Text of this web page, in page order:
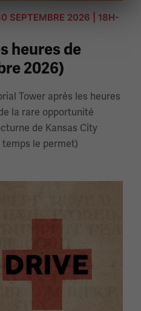
SEPTEMBRE 2026 | 18H-
heures de
2026)
Tower après les heures
la rare opportunité
de Kansas City
temps le permet)